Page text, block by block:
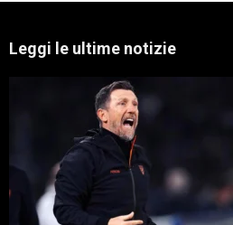
Leggi le ultime notizie